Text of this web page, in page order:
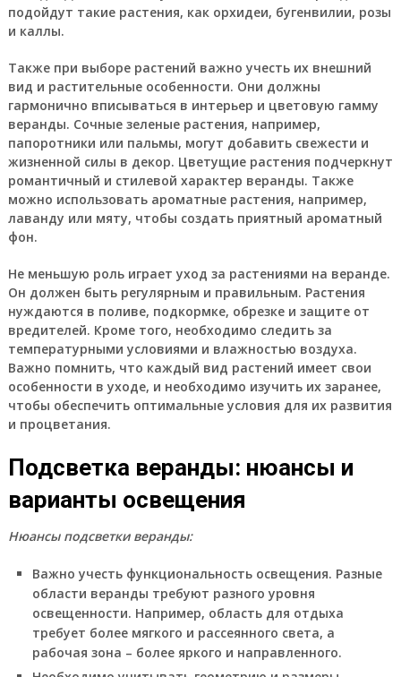
подойдут такие растения, как орхидеи, бугенвилии, розы
и каллы.
Также при выборе растений важно учесть их внешний
вид и растительные особенности. Они должны
гармонично вписываться в интерьер и цветовую гамму
веранды. Сочные зеленые растения, например,
папоротники или пальмы, могут добавить свежести и
жизненной силы в декор. Цветущие растения подчеркнут
романтичный и стилевой характер веранды. Также
можно использовать ароматные растения, например,
лаванду или мяту, чтобы создать приятный ароматный
фон.
Не меньшую роль играет уход за растениями на веранде.
Он должен быть регулярным и правильным. Растения
нуждаются в поливе, подкормке, обрезке и защите от
вредителей. Кроме того, необходимо следить за
температурными условиями и влажностью воздуха.
Важно помнить, что каждый вид растений имеет свои
особенности в уходе, и необходимо изучить их заранее,
чтобы обеспечить оптимальные условия для их развития
и процветания.
Подсветка веранды: нюансы и
варианты освещения
Нюансы подсветки веранды:
Важно учесть функциональность освещения. Разные
области веранды требуют разного уровня
освещенности. Например, область для отдыха
требует более мягкого и рассеянного света, а
рабочая зона – более яркого и направленного.